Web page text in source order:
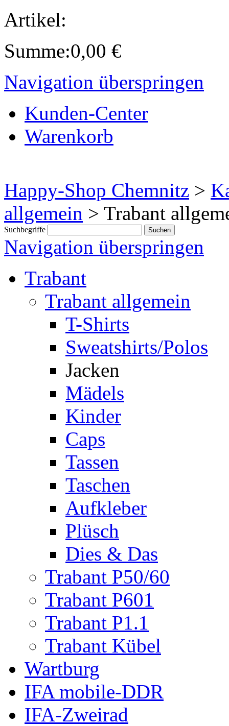
Artikel:
Summe:0,00 €
Navigation überspringen
Kunden-Center
Warenkorb
Happy-Shop Chemnitz >
allgemein > Trabant
Suchbegriffe
Navigation überspringen
Trabant
Trabant allgemein
T-Shirts
Sweatshirts/Polos
Jacken
Mädels
Kinder
Caps
Tassen
Taschen
Aufkleber
Plüsch
Dies & Das
Trabant P50/60
Trabant P601
Trabant P1.1
Trabant Kübel
Wartburg
IFA mobile-DDR
IFA-Zweirad